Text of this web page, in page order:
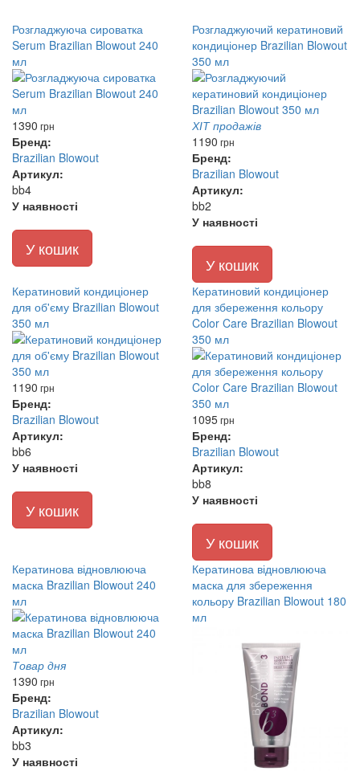
Розгладжуюча сироватка
Serum Brazilian Blowout 240
мл
1390 грн
Бренд:
Brazilian Blowout
Артикул:
bb4
У наявності
У кошик
Розгладжуючий кератиновий
кондиціонер Brazilian Blowout
350 мл
ХІТ продажів
1190 грн
Бренд:
Brazilian Blowout
Артикул:
bb2
У наявності
У кошик
Кератиновий кондиціонер
для об'єму Brazilian Blowout
350 мл
1190 грн
Бренд:
Brazilian Blowout
Артикул:
bb6
У наявності
У кошик
Кератиновий кондиціонер
для збереження кольору
Color Care Brazilian Blowout
350 мл
1095грн
Бренд:
Brazilian Blowout
Артикул:
bb8
У наявності
У кошик
Кератинова відновлююча
маска Brazilian Blowout 240
мл
Товар дня
1390 грн
Бренд:
Brazilian Blowout
Артикул:
bb3
У наявності
Кератинова відновлююча
маска для збереження
кольору Brazilian Blowout 180
мл